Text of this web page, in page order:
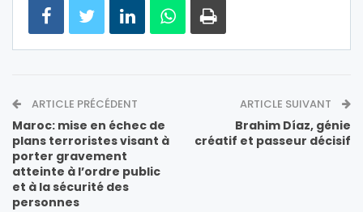
ARTICLE PRÉCÉDENT
Maroc: mise en échec de
plans terroristes visant à
porter gravement
atteinte à l’ordre public
et à la sécurité des
personnes
ARTICLE SUIVANT
Brahim Díaz, génie
créatif et passeur décisif